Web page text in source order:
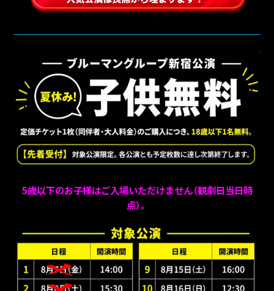
5歳以下のお子様はご入場いただけません（観劇日当日時
点）。